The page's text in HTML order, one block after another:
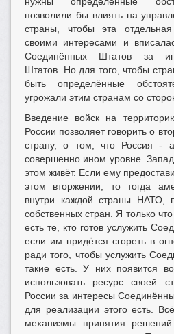
позволили бы влиять на
страны, чтобы эта
своими интересами и
Соединённых Штатов за
Штатов. Но для того, чтобы
быть определённые
угрожали этим странам со
Введение войск на
России позволяет говорить о
страну, о том, что Россия -
совершенно ином уровне.
этом живёт. Если ему
этом вторжении, то тогда
внутри каждой страны НАТО,
собственных стран. Я только
есть те, кто готов услужить
если им придётся сгореть в
ради того, чтобы услужить
такие есть. У них появится
использовать ресурс своей
России за интересы
для реализации этого есть.
механизмы принятия